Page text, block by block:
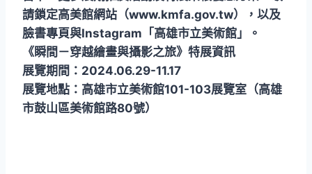
請鎖定高美館網站（www.kmfa.gov.tw），以及
臉書專頁與Instagram「高雄市立美術館」。
《瞬間－穿越繪畫與攝影之旅》特展資訊
展覽期間：2024.06.29-11.17
展覽地點：高雄市立美術館101-103展覽室（高雄
市鼓山區美術館路80號）